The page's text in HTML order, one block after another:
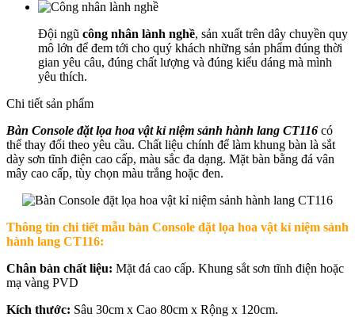
Đội ngũ công nhân lành nghề, sản xuất trên dây chuyền quy
mô lớn để đem tới cho quý khách những sản phẩm đúng thời
gian yêu câu, đúng chất lượng và đúng kiểu dáng mà mình
yêu thích.
Chi tiết sản phẩm
Bàn Console đặt lọa hoa vật kỉ niệm sảnh hành lang CT116 có
thể thay đổi theo yêu cầu. Chất liệu chính để làm khung bàn là sắt
dày sơn tĩnh điện cao cấp, màu sắc đa dạng. Mặt bàn bằng đá vân
mây cao cấp, tùy chọn màu trắng hoặc đen.
Thông tin chi tiết mẫu bàn Console đặt lọa hoa vật kỉ niệm sảnh
hành lang CT116:
Chân bàn chất liệu: Mặt đá cao cấp. Khung sắt sơn tĩnh điện hoặc
mạ vàng PVD
Kích thước: Sâu 30cm x Cao 80cm x Rộng x 120cm.